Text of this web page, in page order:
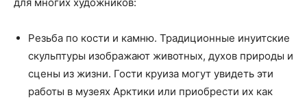
Резьба по кости и камню. Традиционные инуитские
скульптуры изображают животных, духов природы и
сцены из жизни. Гости круиза могут увидеть эти
работы в музеях Арктики или приобрести их как